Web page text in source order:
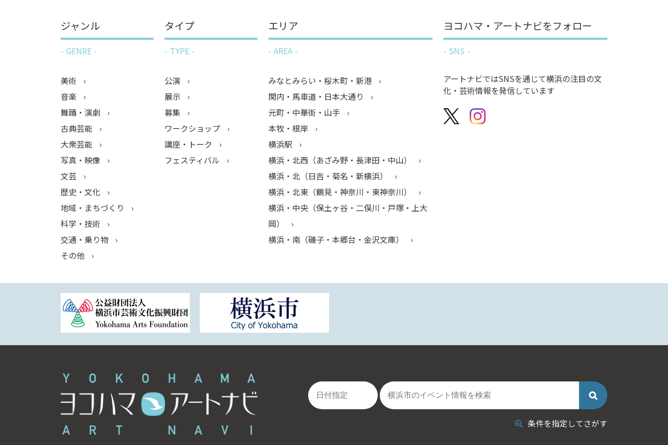
ジャンル
GENRE
美術
音楽
舞踊・演劇
古典芸能
大衆芸能
写真・映像
文芸
歴史・文化
地域・まちづくり
科学・技術
交通・乗り物
その他
タイプ
TYPE
公演
展示
募集
ワークショップ
講座・トーク
フェスティバル
エリア
AREA
みなとみらい・桜木町・新港
関内・馬車道・日本大通り
元町・中華街・山手
本牧・根岸
横浜駅
横浜・北西（あざみ野・長津田・中山）
横浜・北（日吉・菊名・新横浜）
横浜・北東（鶴見・神奈川・東神奈川）
横浜・中央（保土ヶ谷・二俣川・戸塚・上大
岡）
横浜・南（磯子・本郷台・金沢文庫）
ヨコハマ・アートナビをフォロー
SNS
アートナビではSNSを通じて横浜の注目の文
化・芸術情報を発信しています
条件を指定してさがす